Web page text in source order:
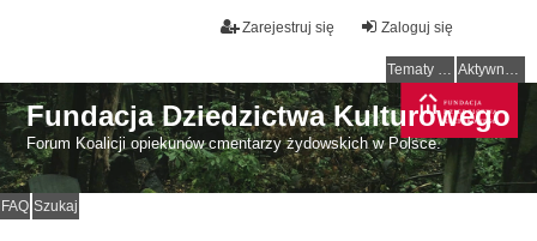
Zaloguj się
Zarejestruj się
Tematy bez odpowiedzi Aktywne tematy
Fundacja Dziedzictwa Kulturowego
Forum Koalicji opiekunów cmentarzy żydowskich w Polsce.
FAQ Szukaj